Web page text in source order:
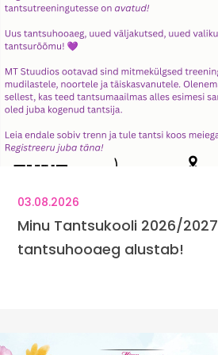
03.08.2026
Minu Tantsukooli 2026/2027
tantsuhooaeg alustab!